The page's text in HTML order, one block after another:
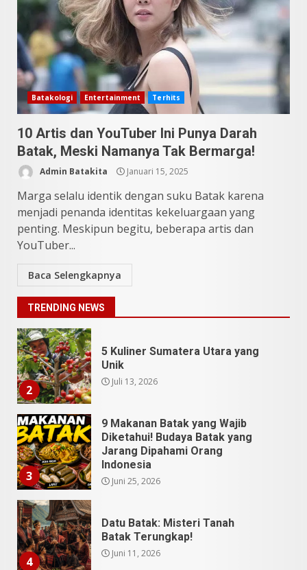
Batakologi Entertainment Terhits
10 Artis dan YouTuber Ini Punya Darah
Batak, Meski Namanya Tak Bermarga!
Admin Batakita Januari 15, 2025
Marga selalu identik dengan suku Batak karena
menjadi penanda identitas kekeluargaan yang
penting. Meskipun begitu, beberapa artis dan
YouTuber...
Baca Selengkapnya
TRENDING NEWS
5
10 Kontroversial Orang Batak
Sering Jadi Perdebatan
Mei 25, 2026
6
Pesona Sumatera Utara,
Tradisi Rondang Bittang yang
Mendunia
Mei 4, 2026
7
SUCI Season 11: Finalis Stand
Up Comedy KompasTV
April 23, 2026
1
Utara Bukan Cuma Medan dan
Danau Toba
2
5 Kuliner Sumatera Utara yang
Unik
Juli 13, 2026
3
9 Makanan Batak yang Wajib
Diketahui! Budaya Batak yang
Jarang Dipahami Orang
Indonesia
Juni 25, 2026
4
Datu Batak: Misteri Tanah
Batak Terungkap!
Juni 11, 2026